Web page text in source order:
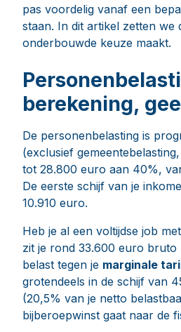
pas voordelig vanaf een
staan. In dit artikel zetten
onderbouwde keuze maakt.
berekening,
De personenbelasting is
(exclusief
tot 28.800 euro aan 40%,
De eerste schijf van je
10.910 euro.
Heb je al een voltijdse job
zit je rond 33.600 euro
belast tegen je marginale
grotendeels in de schijf van
(20,5% van je netto
bijberoepwinst gaat naar de